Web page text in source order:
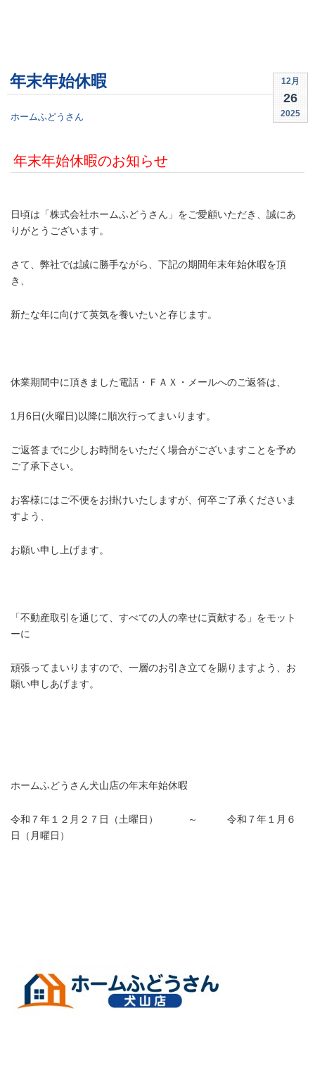
12月
26
2025
年末年始休暇
ホームふどうさん
年末年始休暇のお知らせ
日頃は「株式会社ホームふどうさん」をご愛顧いただき、誠にあ
りがとうございます。
さて、弊社では誠に勝手ながら、下記の期間年末年始休暇を頂
き、
新たな年に向けて英気を養いたいと存じます。
休業期間中に頂きました電話・ＦＡＸ・メールへのご返答は、
1月6日(火曜日)以降に順次行ってまいります。
ご返答までに少しお時間をいただく場合がございますことを予め
ご了承下さい。
お客様にはご不便をお掛けいたしますが、何卒ご了承くださいま
すよう、
お願い申し上げます。
「不動産取引を通じて、すべての人の幸せに貢献する」をモット
ーに
頑張ってまいりますので、一層のお引き立てを賜りますよう、お
願い申しあげます。
ホームふどうさん犬山店の年末年始休暇
令和７年１２月２７ 日（土曜日） ～ 令和７年１月６
日（月曜日）